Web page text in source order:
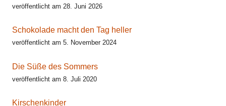
veröffentlicht am 28. Juni 2026
Schokolade macht den Tag heller
veröffentlicht am 5. November 2024
Die Süße des Sommers
veröffentlicht am 8. Juli 2020
Kirschenkinder